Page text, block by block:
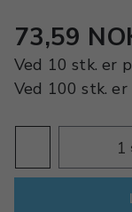
73,59
Ved 10 stk. er
Ved 100 stk. er